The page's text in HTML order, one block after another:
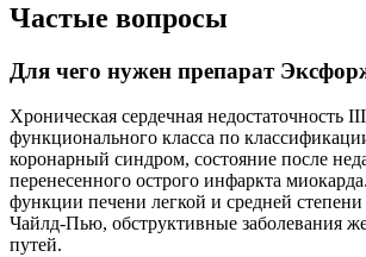
Частые вопросы
Для чего нужен препарат
Хроническая сердечная недостаточность
функционального класса по
коронарный синдром, состояние после
перенесенного острого инфаркта
функции печени легкой и средней
Чайлд-Пью, обструктивные заболевания
путей.